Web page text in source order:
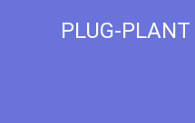
PLUG-PLANT